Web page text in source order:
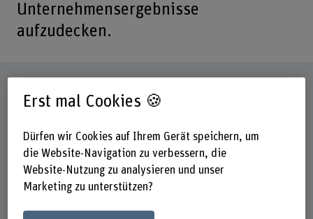
Unternehmensergebnisse
aufzudecken.
Wirtschaft
Institut(e)
Institut New Work (INW)
Forschungseinheit(en)
Erst mal Cookies 🍪
Dürfen wir Cookies auf Ihrem Gerät speichern, um
die Website-Navigation zu verbessern, die
Website-Nutzung zu analysieren und unser
Marketing zu unterstützen?